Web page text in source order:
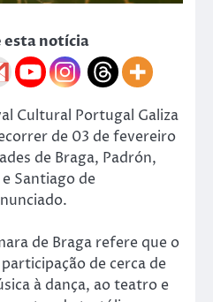
notícia
Cultural Portugal Galiza
de 03 de fevereiro
de Braga, Padrón,
Santiago de
de Braga refere que o
de cerca de
à dança, ao teatro e